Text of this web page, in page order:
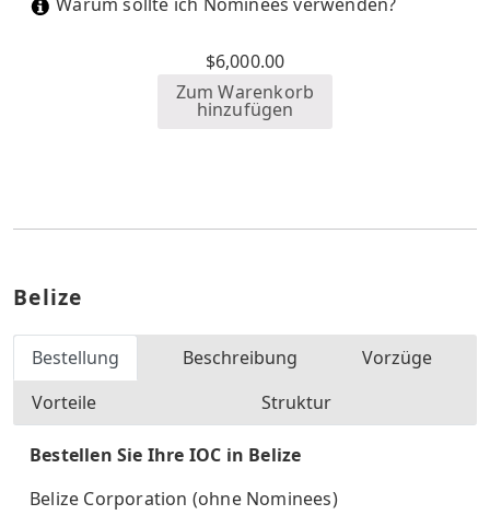
$6,000.00
Zum Warenkorb
hinzufügen
Belize
Bestellung Beschreibung
Vorzüge
Vorteile
Struktur
Bestellen Sie Ihre IOC in Belize
Belize Corporation (ohne Nominees)